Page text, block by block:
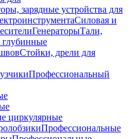
зарядные устройства для
Силовая и
ГенераторыТали,
Стойки, дрели для
Профессиональный
циркулярные
Профессиональные